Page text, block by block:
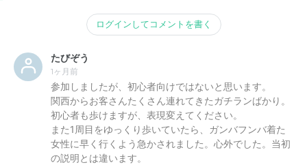
ログインしてコメントを書く
たびぞう
1ヶ月前
参加しましたが、初心者向けではないと思います。
関西からお客さんたくさん連れてきたガチランばかり。
初心者も歩けますが、表現変えてください。
また1周目をゆっくり歩いていたら、ガンバフンバ着た
女性に早く行くよう急かされました。心外でした。当初
の説明とは違います。